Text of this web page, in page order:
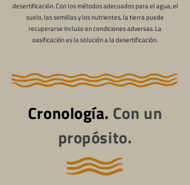
desertificación. Con los métodos adecuados para el agua, el
suelo, las semillas y los nutrientes, la tierra puede
recuperarse incluso en condiciones adversas. La
oasificación es la solución a la desertificación.
Cronología. Con un
propósito.